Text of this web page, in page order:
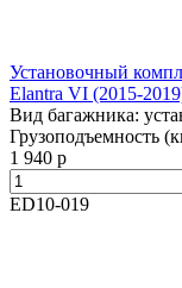
Установочный
Elantra VI (2015-
Вид багажника:
Грузоподъемность
1 940 р
ED10-019